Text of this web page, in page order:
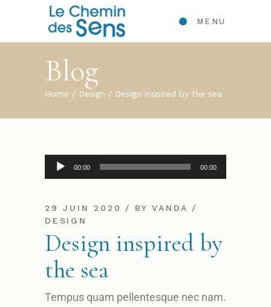
MENU
Blog
Home Design Design inspired by the sea
Lecteur
audio
00:00 00:00
29 JUIN 2020 BY VANDA
DESIGN
Design inspired by
the sea
Tempus quam pellentesque nec nam.